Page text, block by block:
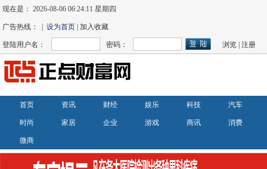
现在是：2026-08-06 06:24:12 星期四
广告热线： |设为首页 | 加入收藏
登陆用户名： 密码： 浏览 |注册
首页 资讯 财经 娱乐 科技 汽车
时尚 家居 企业 游戏 商讯 消费
微商